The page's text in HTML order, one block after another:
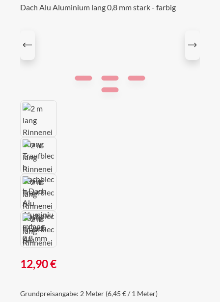
Regulärer Preis:
12,90 €
Grundpreisangabe: 2 Meter (6,45 € / 1 Meter)